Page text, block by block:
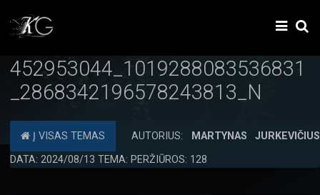
452953044_1019288083536831
_2868342196578243813_N
Į VISAS TEMAS AUTORIUS:
MARTYNAS JURKEVIČIUS
DATA: 2024/08/13 TEMA: PERŽIŪROS: 128